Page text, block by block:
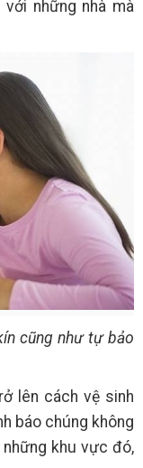
những nhà mà
cũng như tự bảo
lên cách vệ sinh
báo chúng không
khu vực đó,